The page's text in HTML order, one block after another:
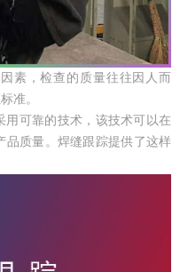
素，检查的质量往往因人而
准。
用可靠的技术，该技术可以在
品质量。焊缝跟踪提供了这样